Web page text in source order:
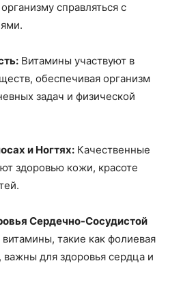
справляться с
Витамины участвуют в
обеспечивая организм
задач и физической
и Ногтях: Качественные
здоровью кожи, красоте
Сердечно-Сосудистой
такие как фолиевая
важны для здоровья сердца и